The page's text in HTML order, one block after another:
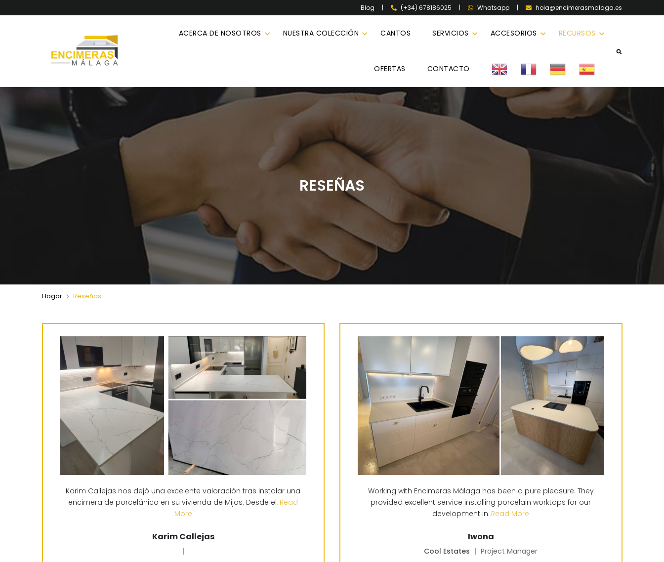
Blog | (+34) 678186025 | Whatsapp | hola@encimerasmalaga.es
ACERCA DE NOSOTROS NUESTRA COLECCIÓN CANTOS SERVICIOS ACCESORIOS RECURSOS
OFERTAS CONTACTO
RESEÑAS
Hogar Reseñas
Karim Callejas nos dejó una excelente valoración tras instalar una
encimera de porcelánico en su vivienda de Mijas. Desde el..Read
More
Karim Callejas
|
Working with Encimeras Málaga has been a pure pleasure. They
provided excellent service installing porcelain worktops for our
development in..Read More
Iwona
Cool Estates | Project Manager